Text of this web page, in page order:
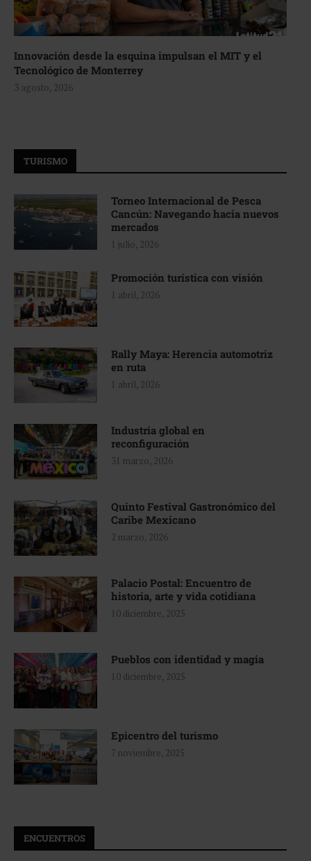
Innovación desde la esquina impulsan el MIT y el
Tecnológico de Monterrey
3 agosto, 2026
TURISMO
Torneo Internacional de Pesca
Cancún: Navegando hacia nuevos
mercados
1 julio, 2026
Promoción turística con visión
1 abril, 2026
Rally Maya: Herencia automotriz
en ruta
1 abril, 2026
Industria global en
reconfiguración
31 marzo, 2026
Quinto Festival Gastronómico del
Caribe Mexicano
2 marzo, 2026
Palacio Postal: Encuentro de
historia, arte y vida cotidiana
10 diciembre, 2025
Pueblos con identidad y magia
10 diciembre, 2025
Epicentro del turismo
7 noviembre, 2025
ENCUENTROS